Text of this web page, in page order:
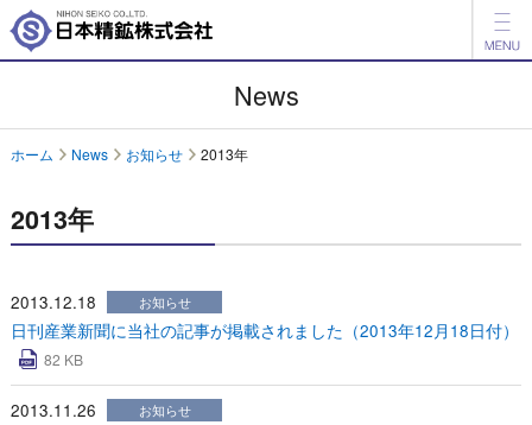
開発品情報
IR情報
採用情報
アグリ事業
News
ホーム News お知らせ 2013年
2013年
2013.12.18 お知らせ
日刊産業新聞に当社の記事が掲載されました（2013年12月18日付）
82 KB
2013.11.26 お知らせ